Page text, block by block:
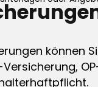
können